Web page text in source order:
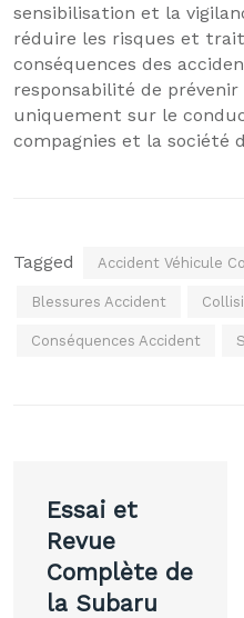
sensibilisation et la
réduire les risques et
conséquences des
responsabilité de
uniquement sur le
compagnies et la société
Tagged Accident Véhicule
Blessures Accident
Conséquences Accident
de
l’article
Essai et
Revue
Complète de
la Subaru